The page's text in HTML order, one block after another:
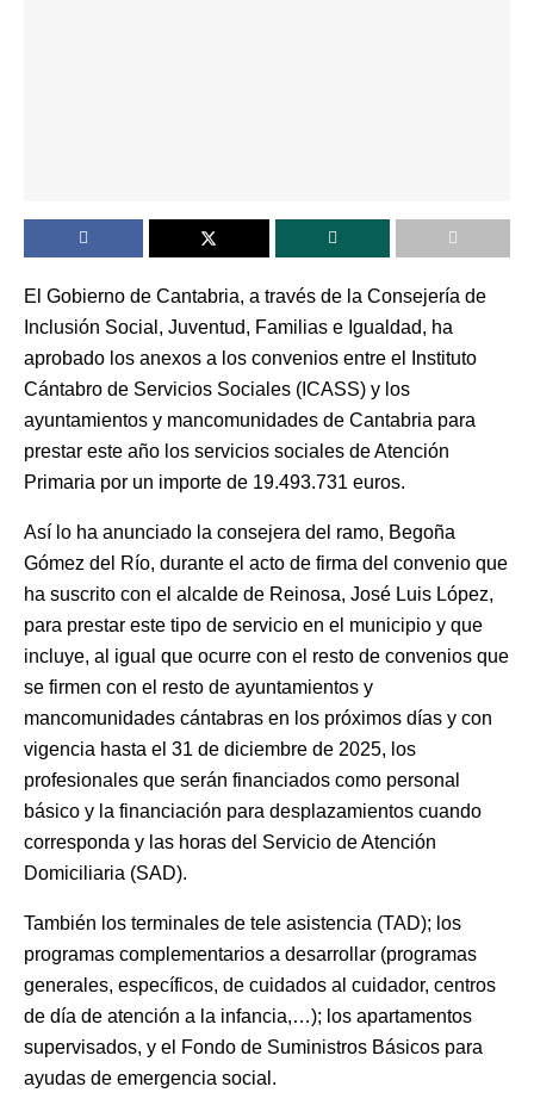
El Gobierno de Cantabria, a través de la Consejería de
Inclusión Social, Juventud, Familias e Igualdad, ha
aprobado los anexos a los convenios entre el Instituto
Cántabro de Servicios Sociales (ICASS) y los
ayuntamientos y mancomunidades de Cantabria para
prestar este año los servicios sociales de Atención
Primaria por un importe de 19.493.731 euros.
Así lo ha anunciado la consejera del ramo, Begoña
Gómez del Río, durante el acto de firma del convenio que
ha suscrito con el alcalde de Reinosa, José Luis López,
para prestar este tipo de servicio en el municipio y que
incluye, al igual que ocurre con el resto de convenios que
se firmen con el resto de ayuntamientos y
mancomunidades cántabras en los próximos días y con
vigencia hasta el 31 de diciembre de 2025, los
profesionales que serán financiados como personal
básico y la financiación para desplazamientos cuando
corresponda y las horas del Servicio de Atención
Domiciliaria (SAD).
También los terminales de tele asistencia (TAD); los
programas complementarios a desarrollar (programas
generales, específicos, de cuidados al cuidador, centros
de día de atención a la infancia,…); los apartamentos
supervisados, y el Fondo de Suministros Básicos para
ayudas de emergencia social.